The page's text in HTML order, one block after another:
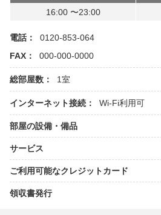
16:00 〜23:00
電話：
0120-853-064
FAX：
000-000-0000
総部屋数： 1室
インターネット接続： Wi-Fi利用可
部屋の設備・備品
サービス
ご利用可能なクレジットカード
領収書発行